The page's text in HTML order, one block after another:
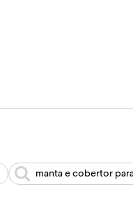
manta e cobertor